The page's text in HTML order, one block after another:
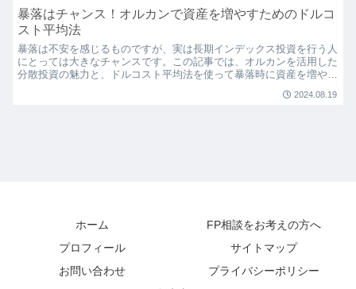
暴落はチャンス！オルカンで資産を増やすためのドルコ
スト平均法
暴落は不安を感じるものですが、実は長期インデックス投資を行う人
にとっては大きなチャンスです。この記事では、オルカンを活用した
分散投資の魅力と、ドルコスト平均法を使って暴落時に資産を増やす
ん。コツコツと投資を続けることで、暴落後に大きなリターンを得る
2024.08.19
ホーム
FP相談をお考えの方へ
プロフィール
サイトマップ
お問い合わせ
プライバシーポリシー